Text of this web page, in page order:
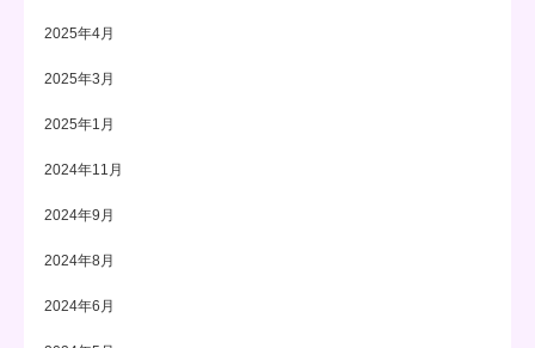
2025年4月
2025年3月
2025年1月
2024年11月
2024年9月
2024年8月
2024年6月